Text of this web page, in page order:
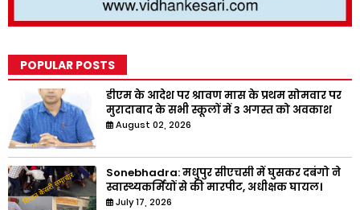
POPULAR POSTS
डीएम के आदेश पर श्रावण मास के प्रथम सोमवार पर
मुरादाबाद के सभी स्कूलों में 3 अगस्त को अवकाश
August 02, 2026
Sonebhadra: मधुपुर सीएचसी में घुसकर दबंगो ने
स्वास्थ्यकर्मियों से की मारपीट, अधीक्षक घायल।
July 17, 2026